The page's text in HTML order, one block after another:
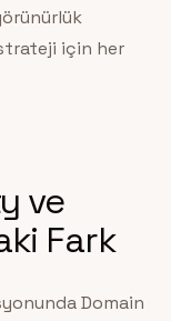
için her
ve
Fark
Domain